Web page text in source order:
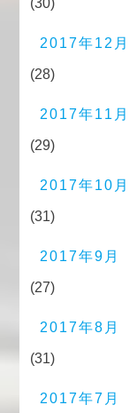
(30)
2017年12月
(28)
2017年11月
(29)
2017年10月
(31)
2017年9月
(27)
2017年8月
(31)
2017年7月